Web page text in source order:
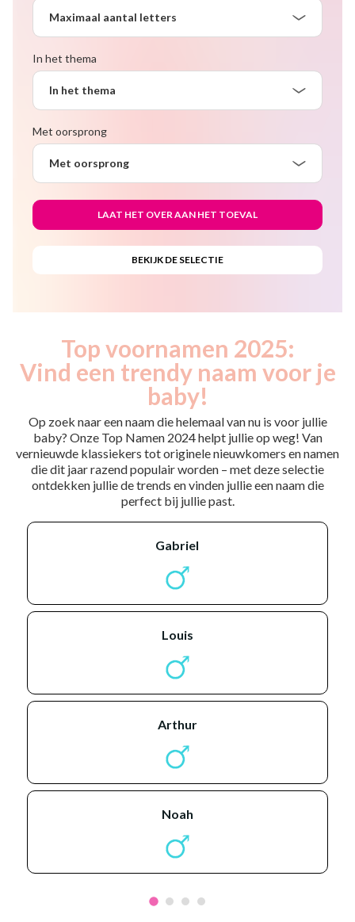
Maximaal aantal letters
In het thema
In het thema
Met oorsprong
Met oorsprong
Top voornamen 2025:
Vind een trendy naam voor je
baby!
Op zoek naar een naam die helemaal van nu is voor jullie
baby? Onze Top Namen 2024 helpt jullie op weg! Van
vernieuwde klassiekers tot originele nieuwkomers en namen
die dit jaar razend populair worden – met deze selectie
ontdekken jullie de trends en vinden jullie een naam die
perfect bij jullie past.
gabriel
louis
arthur
noah